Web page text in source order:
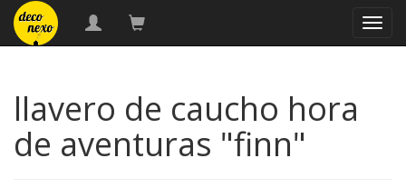
llavero de caucho hora
de aventuras "finn"